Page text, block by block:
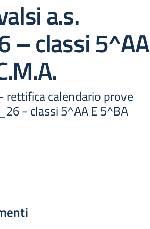
a.s.
– classi 5^AA
rettifica calendario prove
- classi 5^AA E 5^BA